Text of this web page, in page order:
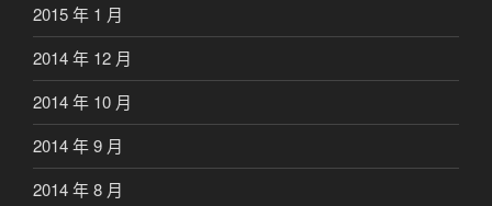
2015 年 1 月
2014 年 12 月
2014 年 10 月
2014 年 9 月
2014 年 8 月